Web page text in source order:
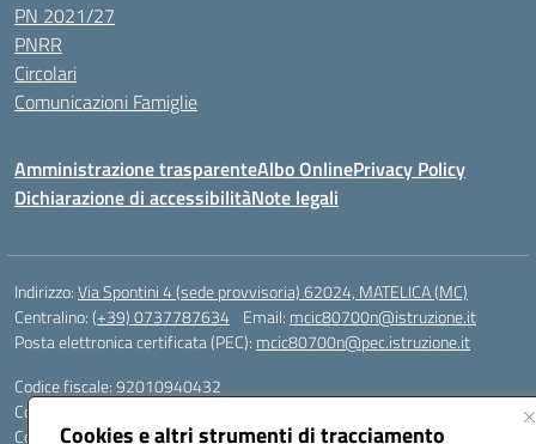
Cookies e altri strumenti di tracciamento
PN 2021/27
PNRR
Circolari
Comunicazioni Famiglie
Amministrazione trasparenteAlbo OnlinePrivacy Policy
Dichiarazione di accessibilitàNote legali
Indirizzo:Via Spontini 4 (sede provvisoria) 62024, MATELICA (MC)
Centralino:(+39) 0737787634 Email: mcic80700n@istruzione.it
Posta elettronica certificata (PEC): mcic80700n@pec.istruzione.it
Codice fiscale: 92010940432
Codice meccanografico:
Codice unico di fatturazione (CUF): UF5MY2